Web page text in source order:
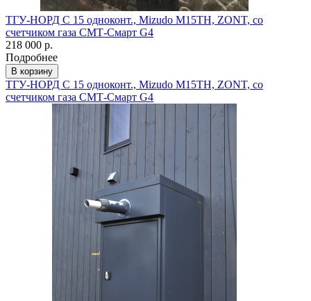
ТГУ-НОРД С 15 одноконт., Mizudo M15TH, ZONT, со
счетчиком газа СМТ-Смарт G4
218 000 р.
Подробнее
В корзину
ТГУ-НОРД С 15 одноконт., Mizudo M15TH, ZONT, со
счетчиком газа СМТ-Смарт G4